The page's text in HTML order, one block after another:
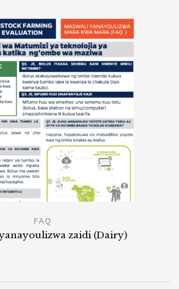
FAQ
zaidi (Dairy)